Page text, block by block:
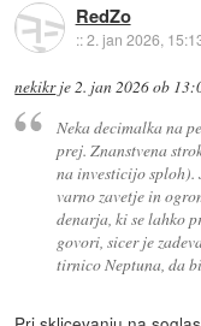
RedZo
::2. jan 2026,
nekikrje2. jan 2026 ob
Neka decimalka na
prej. Znanstvena
na investicijo sploh).
varno zavetje in
denarja, ki se lahko
govori, sicer je
tirnico Neptuna, da